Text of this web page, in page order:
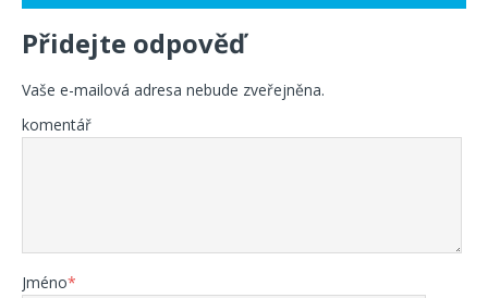
Přidejte odpověď
Vaše e-mailová adresa nebude zveřejněna.
komentář
Jméno*